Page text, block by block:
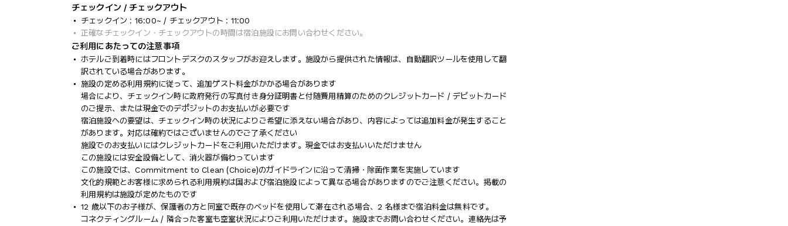
チェックイン / チェックアウト
チェックイン : 16:00~ / チェックアウト : 11:00
正確なチェックイン・チェックアウトの時間は宿泊施設にお問い合わせください。
ご利用にあたっての注意事項
ホテルご到着時にはフロントデスクのスタッフがお迎えします。施設から提供された情報は、自動翻訳ツールを使用して翻
訳されている場合があります。
施設の定める利用規約に従って、追加ゲスト料金がかかる場合があります
場合により、チェックイン時に政府発行の写真付き身分証明書と付随費用精算のためのクレジットカード / デビットカード
のご提示、または現金でのデポジットのお支払いが必要です
宿泊施設への要望は、チェックイン時の状況によりご希望に添えない場合があり、内容によっては追加料金が発生すること
があります。対応は確約ではございませんのでご了承ください
施設でのお支払いにはクレジットカードをご利用いただけます。現金ではお支払いいただけません
この施設には安全設備として、消火器が備わっています
この施設では、Commitment to Clean (Choice)のガイドラインに沿って清掃・除菌作業を実施しています
文化的規範とお客様に求められる利用規約は国および宿泊施設によって異なる場合がありますのでご注意ください。掲載の
利用規約は施設が定めたものです
12 歳以下のお子様が、保護者の方と同室で既存のベッドを使用して滞在される場合、2 名様まで宿泊料金は無料です。
コネクティングルーム / 隣合った客室も空室状況によりご利用いただけます。施設までお問い合わせください。連絡先は予